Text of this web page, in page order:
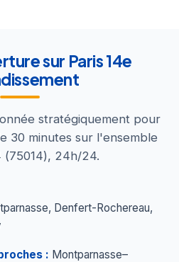
sur Paris 14e
stratégiquement pour
30 minutes sur l'ensemble
(75014), 24h/24.
Denfert-Rochereau,
: Montparnasse–